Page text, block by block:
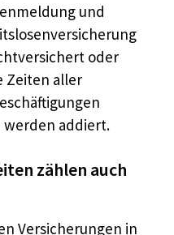
und
oder
Zeiten aller
werden addiert.
zählen auch
Versicherungen in